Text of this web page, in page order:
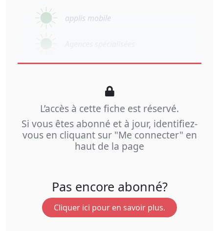
applis mobile
L’accès à cette fiche est réservé.
Si vous êtes abonné et à jour, identifiez-
vous en cliquant sur "Me connecter" en
haut de la page
Pas encore abonné?
Cliquer ici pour en savoir plus.